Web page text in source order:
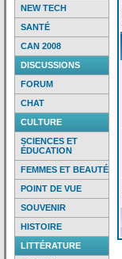
NEW TECH
SANTÉ
CAN 2008
DISCUSSIONS
FORUM
CHAT
CULTURE
SCIENCES ET
ÉDUCATION
FEMMES ET BEAUTÉ
POINT DE VUE
SOUVENIR
HISTOIRE
LITTÉRATURE